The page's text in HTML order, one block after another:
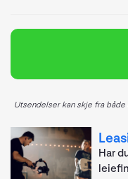
Utsendelser kan skje fra
Har